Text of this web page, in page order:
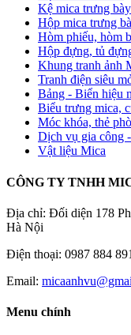
Kệ mica trưng
Hộp mica trưng
Hòm phiếu, hòm
Hộp đựng, tủ
Khung tranh ảnh
Tranh điện siêu
Bảng - Biển hiệu
Biểu trưng mica,
Móc khóa, thẻ
Dịch vụ gia công
Vật liệu Mica
CÔNG TY TNHH
Địa chỉ: Đối diện 178
Hà Nội
Điện thoại: 0987 884
Email:
Menu chính